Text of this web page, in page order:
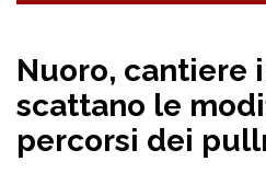
Nuoro, cantiere
scattano le
percorsi dei